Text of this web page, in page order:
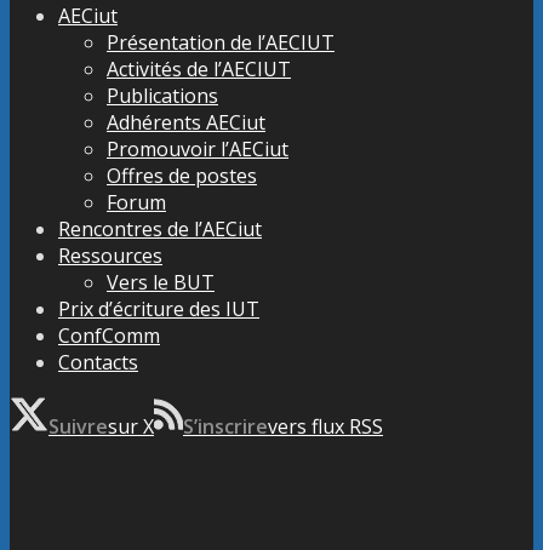
AECiut
Présentation de l’AECIUT
Activités de l’AECIUT
Publications
Adhérents AECiut
Promouvoir l’AECiut
Offres de postes
Forum
Rencontres de l’AECiut
Ressources
Vers le BUT
Prix d’écriture des IUT
ConfComm
Contacts
Suivresur X S’inscrirevers flux RSS